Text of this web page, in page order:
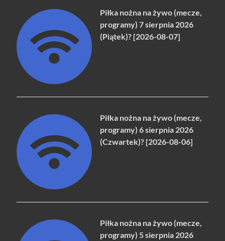
Piłka nożna na żywo (mecze,
programy) 7 sierpnia 2026
(Piątek)? [2026-08-07]
Piłka nożna na żywo (mecze,
programy) 6 sierpnia 2026
(Czwartek)? [2026-08-06]
Piłka nożna na żywo (mecze,
programy) 5 sierpnia 2026